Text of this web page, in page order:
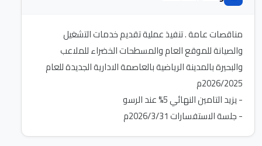
مناقصات عامة . تنفيذ عملية تقديم خدمات التشغيل
والصيانة للموقع العام والمسطحات الخضراء للملاعب
والبحيرة بالمدينة الرياضية بالعاصمة الادارية الجديدة للعام
- جلسة الاستفسارات 2026/3/31م